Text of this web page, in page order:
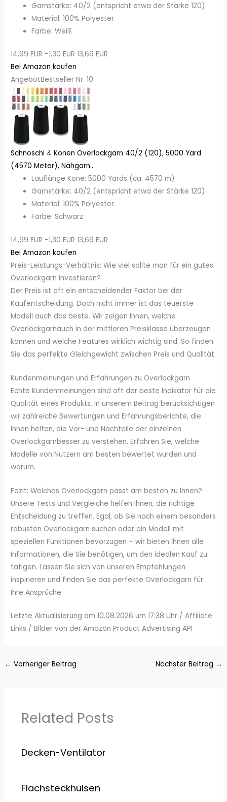
Garnstärke: 40/2 (entspricht etwa der Stärke 120)
Material: 100% Polyester
Farbe: Weiß
14,99 EUR −1,30 EUR 13,69 EUR
Bei Amazon kaufen
AngebotBestseller Nr. 10
Schnoschi 4 Konen Overlockgarn 40/2 (120), 5000 Yard
(4570 Meter), Nähgarn...
Lauflänge Kone: 5000 Yards (ca. 4570 m)
Garnstärke: 40/2 (entspricht etwa der Stärke 120)
Material: 100% Polyester
Farbe: Schwarz
14,99 EUR −1,30 EUR 13,69 EUR
Bei Amazon kaufen
Preis-Leistungs-Verhältnis: Wie viel sollte man für ein gutes
Overlockgarn investieren?
Der Preis ist oft ein entscheidender Faktor bei der
Kaufentscheidung. Doch nicht immer ist das teuerste
Modell auch das beste. Wir zeigen Ihnen, welche
Overlockgarnauch in der mittleren Preisklasse überzeugen
können und welche Features wirklich wichtig sind. So finden
Sie das perfekte Gleichgewicht zwischen Preis und Qualität.
Kundenmeinungen und Erfahrungen zu Overlockgarn
Echte Kundenmeinungen sind oft der beste Indikator für die
Qualität eines Produkts. In unserem Beitrag berücksichtigen
wir zahlreiche Bewertungen und Erfahrungsberichte, die
Ihnen helfen, die Vor- und Nachteile der einzelnen
Overlockgarnbesser zu verstehen. Erfahren Sie, welche
Modelle von Nutzern am besten bewertet wurden und
warum.
Fazit: Welches Overlockgarn passt am besten zu Ihnen?
Unsere Tests und Vergleiche helfen Ihnen, die richtige
Entscheidung zu treffen. Egal, ob Sie nach einem besonders
robusten Overlockgarn suchen oder ein Modell mit
speziellen Funktionen bevorzugen – wir bieten Ihnen alle
Informationen, die Sie benötigen, um den idealen Kauf zu
tätigen. Lassen Sie sich von unseren Empfehlungen
inspirieren und finden Sie das perfekte Overlockgarn für
Ihre Ansprüche.
Letzte Aktualisierung am 10.08.2026 um 17:38 Uhr / Affiliate
Links / Bilder von der Amazon Product Advertising API
← Vorheriger Beitrag Nächster Beitrag →
Related Posts
Decken-Ventilator
Flachsteckhülsen